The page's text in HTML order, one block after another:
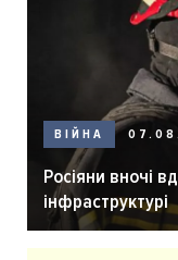
ВІЙНА
Росіяни вночі
інфраструктурі